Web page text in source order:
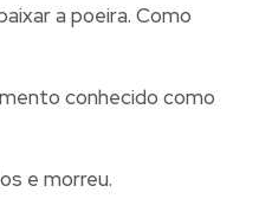
a poeira. Como
conhecido como
e morreu.